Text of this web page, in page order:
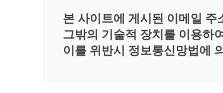
본 사이트에 게시된 이메일
그밖의 기술적 장치를 이용하
이를 위반시 정보통신망법에